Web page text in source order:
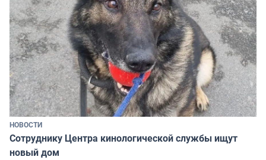
НОВОСТИ
Сотруднику Центра кинологической службы ищут
новый дом